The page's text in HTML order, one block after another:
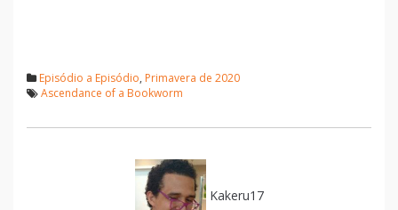
Episódio a Episódio, Primavera de 2020
Ascendance of a Bookworm
Kakeru17